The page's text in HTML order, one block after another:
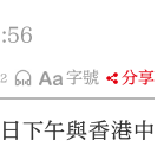
字號 分享
下午與香港中